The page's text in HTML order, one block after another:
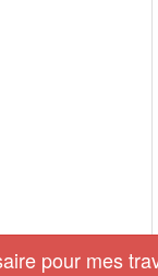
pour mes